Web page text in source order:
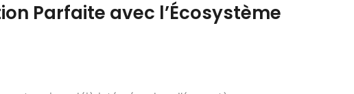
Parfaite avec l’Écosystème